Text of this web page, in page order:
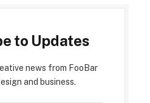
to Updates
news from FooBar
and business.